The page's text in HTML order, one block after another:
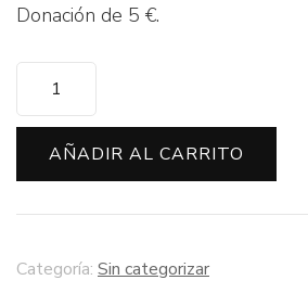
Donación de 5 €.
cantidad
AÑADIR AL CARRITO
Categoría: Sin categorizar